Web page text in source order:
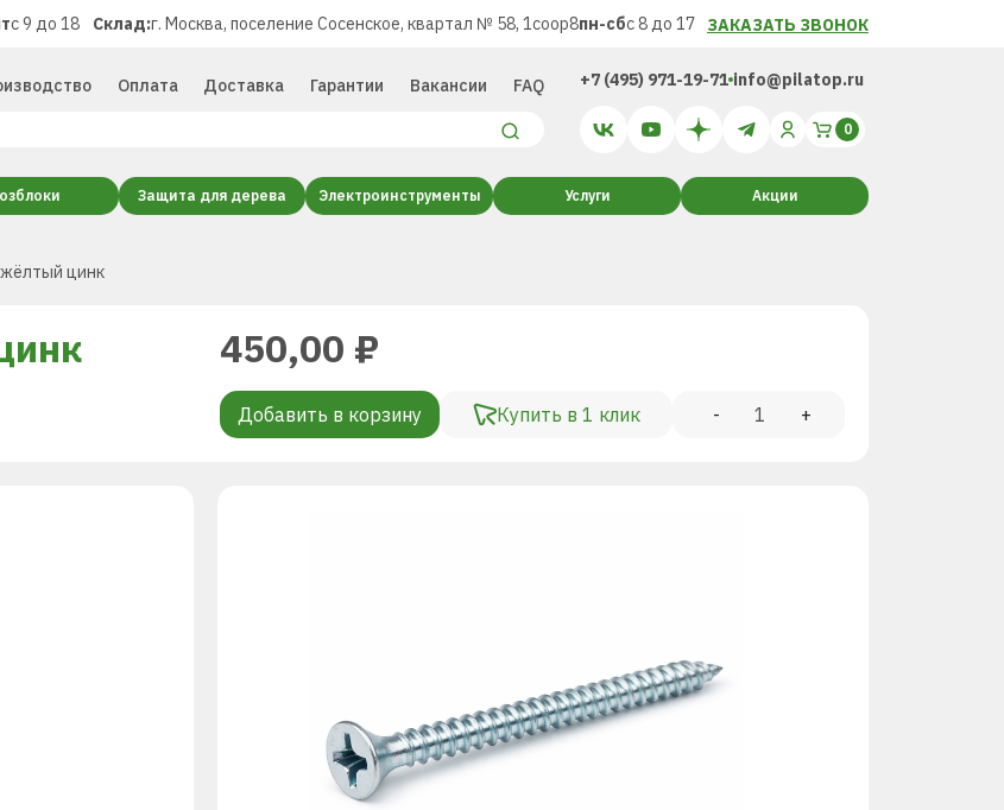
с 9 до 18 Склад:г. Москва, поселение Сосенское, квартал № 58, 1соор8пн-сбс 8 до 17 ЗАКАЗАТЬ ЗВОНОК
Оплата Доставка Гарантии Вакансии FAQ +7 (495) 971-19-71 info@pilatop.ru
Защита для дерева Электроинструменты Услуги Акции
цинк
450,00 ₽
Добавить в корзину Купить в 1 клик - +